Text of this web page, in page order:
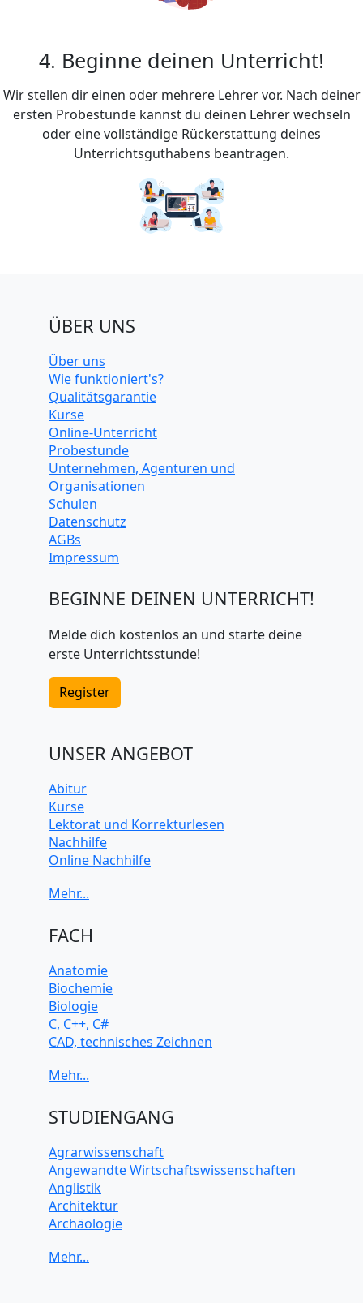
4. Beginne deinen Unterricht!
Wir stellen dir einen oder mehrere Lehrer vor. Nach deiner
ersten Probestunde kannst du deinen Lehrer wechseln
oder eine vollständige Rückerstattung deines
Unterrichtsguthabens beantragen.
ÜBER UNS
Über uns
Wie funktioniert's?
Qualitätsgarantie
Kurse
Online-Unterricht
Probestunde
Unternehmen, Agenturen und
Organisationen
Schulen
Datenschutz
AGBs
Impressum
BEGINNE DEINEN UNTERRICHT!
Melde dich kostenlos an und starte deine
erste Unterrichtsstunde!
Register
UNSER ANGEBOT
Abitur
Kurse
Lektorat und Korrekturlesen
Nachhilfe
Online Nachhilfe
FACH
Anatomie
Biochemie
Biologie
C, C++, C#
CAD, technisches Zeichnen
Computerarchitektur
Elektrotechnik
Java
JavaScript
Künstliche Intelligenz
Latein
Makroökonomie
Mechanik
STUDIENGANG
Agrarwissenschaft
Angewandte Wirtschaftswissenschaften
Anglistik
Architektur
Archäologie
Biochemie Wissenschaften